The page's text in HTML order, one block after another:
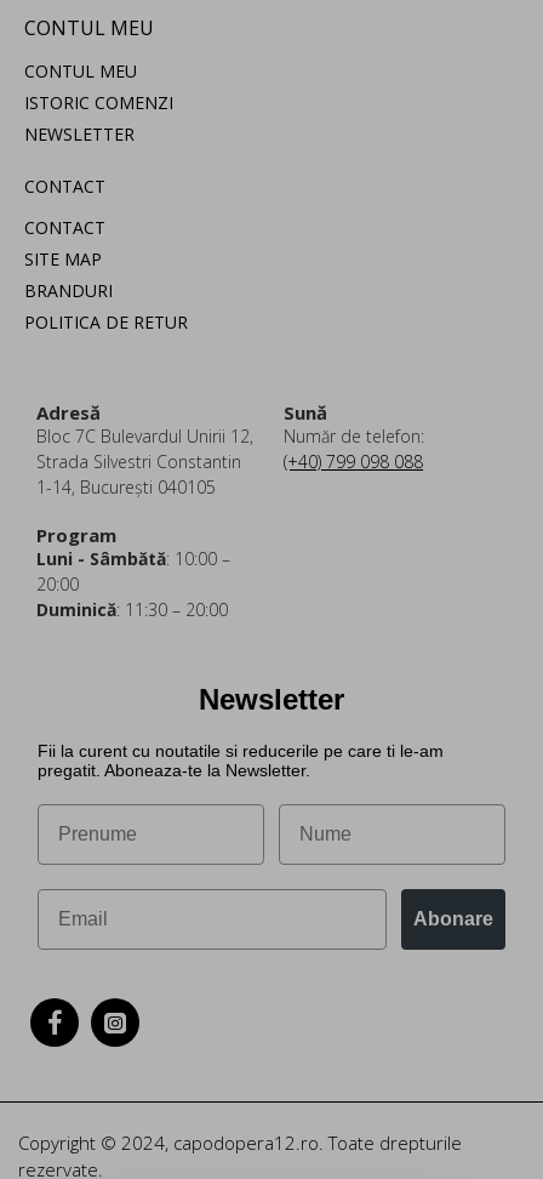
CONTUL MEU
CONTUL MEU
ISTORIC COMENZI
NEWSLETTER
CONTACT
CONTACT
SITE MAP
BRANDURI
POLITICA DE RETUR
Adresă
Bloc 7C Bulevardul Unirii 12,
Strada Silvestri Constantin
1-14, București 040105
Sună
Număr de telefon:
(+40) 799 098 088
Program
Luni - Sâmbătă: 10:00 –
20:00
Duminică: 11:30 – 20:00
Newsletter
Fii la curent cu noutatile si reducerile pe care ti le-am
pregatit. Aboneaza-te la Newsletter.
Abonare
Copyright © 2024, capodopera12.ro. Toate drepturile
rezervate.